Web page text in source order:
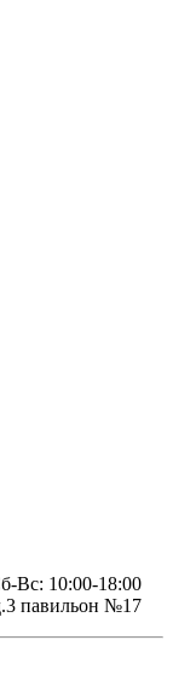
Вс: 10:00-18:00
павильон №17